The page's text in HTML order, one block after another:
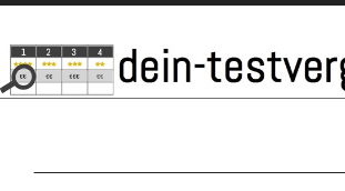
SKIP